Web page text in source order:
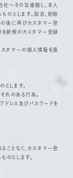
社へその旨連絡し、本人
のとします。取消、削除
の後に再びカスタマー登
を新規のカスタマー登録
スタマーの個人情報を扱
します。
れのある行為。
ドレス及びパスワードを
ことなく、カスタマー登
のとします。